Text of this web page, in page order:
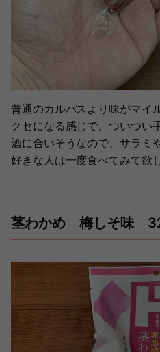
普通のカルパスより味がマイ
クセになる感じで、ついつい
酒に合いそうなので、サラミ
好きな人は一度食べてみて欲
茎わかめ 梅しそ味